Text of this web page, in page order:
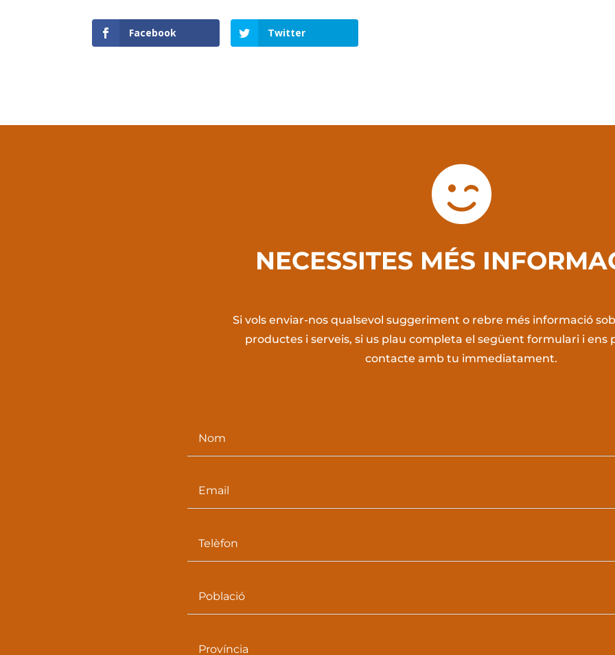
Facebook Twitter

NECESSITES MÉS
Si vols enviar-nos qualsevol suggeriment o rebre més informació
productes i serveis, si us plau completa el següent formulari i ens
contacte amb tu immediatament.